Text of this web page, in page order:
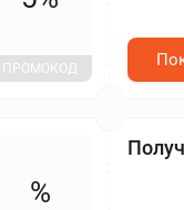
ПРОМОКОД
%